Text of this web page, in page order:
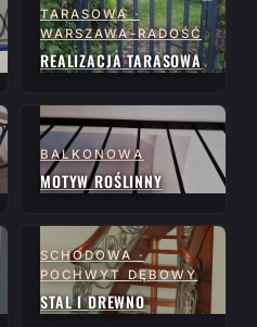
TARASOWA ·
WARSZAWA-RADOŚĆ
REALIZACJA TARASOWA
BALKONOWA
MOTYW ROŚLINNY
SCHODOWA ·
POCHWYT DĘBOWY
STAL I DREWNO